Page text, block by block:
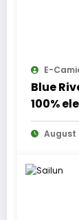
E-
Blue
100%
August